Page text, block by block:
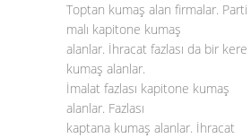
Toptan kumaş alan firmalar. Parti
malı kapitone kumaş
alanlar. İhracat fazlası da bir kere
kumaş alanlar.
İmalat fazlası kapitone kumaş
alanlar. Fazlası
kaptana kumaş alanlar. İhracat